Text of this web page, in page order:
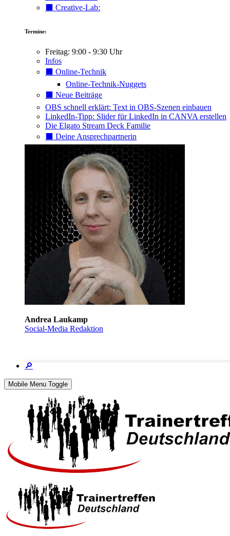
⬛️ Creative-Lab:
Termine:
Freitag: 9:00 - 9:30 Uhr
Infos
⬛️ Online-Technik
Online-Technik-Nuggets
⬛️ Neue Beiträge
OBS schnell erklärt: Text in OBS-Szenen einbauen
LinkedIn-Tipp: Slider für LinkedIn in CANVA erstellen
Die Elgato Stream Deck Familie
⬛️ Deine Ansprechpartnerin
Andrea Laukamp
Social-Media Redaktion
🔎
Mobile Menu Toggle